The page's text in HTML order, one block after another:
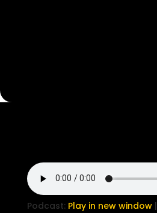
Podcast: Play in new window|